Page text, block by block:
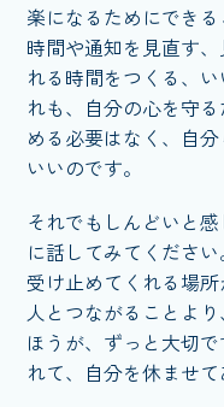
楽になるためにでき
時間や通知を見直す
れる時間をつくる、
れも、自分の心を守
める必要はなく、自
いいのです。
それでもしんどいと
に話してみてくださ
受け止めてくれる場
人とつながることよ
ほうが、ずっと大切
れて、自分を休ませて